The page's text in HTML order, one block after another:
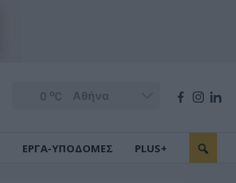
0 oC
ΕΡΓΑ-ΥΠΟΔΟΜΕΣ PLUS+